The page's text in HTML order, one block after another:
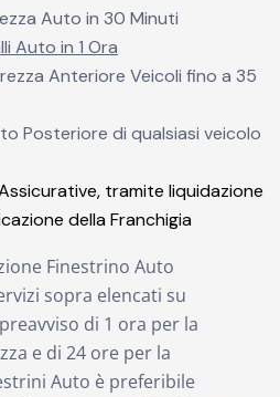
Auto in 30 Minuti
Auto in 1 Ora
Anteriore Veicoli fino a 35
Posteriore di qualsiasi veicolo
tramite liquidazione
della Franchigia
Finestrino Auto
sopra elencati su
di 1 ora per la
e di 24 ore per la
Auto è preferibile